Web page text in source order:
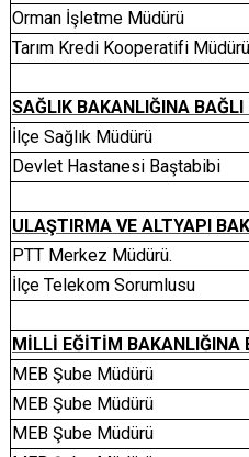
Orman İşletme Müdürü
Tarım Kredi Kooperatifi Müdürü
SAĞLIK BAKANLIĞINA BAĞLI
İlçe Sağlık Müdürü
Devlet Hastanesi Baştabibi
ULAŞTIRMA VE ALTYAPI
PTT Merkez Müdürü.
İlçe Telekom Sorumlusu
MİLLİ EĞİTİM BAKANLIĞINA
MEB Şube Müdürü
MEB Şube Müdürü
MEB Şube Müdürü